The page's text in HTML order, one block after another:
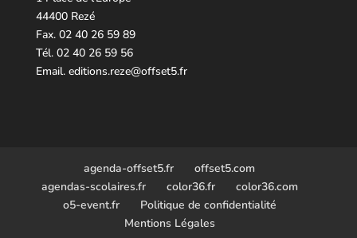
44400 Rezé
Fax. 02 40 26 59 89
Tél. 02 40 26 59 56
Email. editions.reze@offset5.fr
agenda-offset5.fr
offset5.com
agendas-scolaires.fr
color36.fr
color36.com
o5-event.fr
Politique de confidentialité
Mentions Légales